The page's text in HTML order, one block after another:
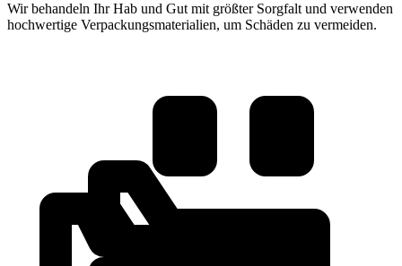
Wir behandeln Ihr Hab und Gut mit größter Sorgfalt und verwenden
hochwertige Verpackungsmaterialien, um Schäden zu vermeiden.